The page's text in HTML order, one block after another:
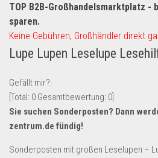
Handy und Smartphone
Kosmetik & Pflege
Multimedia & Elektro
Münzen
Spielzeug & Games
Schuhe & Accessoires
TOP B2B-Großhandelsmarktplatz -
sparen.
Keine Gebühren, Großhändler direkt
Lupe Lupen Leselupe
Gefällt mir?:
[Total: 0 Gesamtbewertung: 0
Sie suchen Sonderposten? Dann
zentrum.de fündig!
Sonderposten mit großen Leselupen –